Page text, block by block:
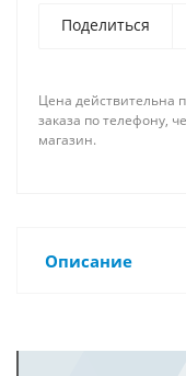
Поделиться
Цена действительна
заказа по телефону,
магазин.
Описание